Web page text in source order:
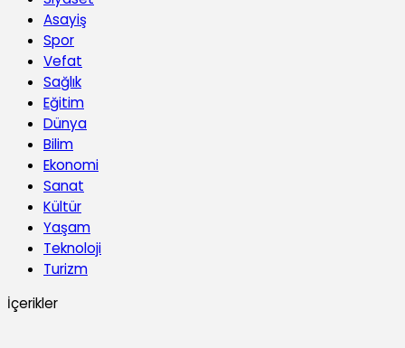
Asayiş
Spor
Vefat
Sağlık
Eğitim
Dünya
Bilim
Ekonomi
Sanat
Kültür
Yaşam
Teknoloji
Turizm
İçerikler